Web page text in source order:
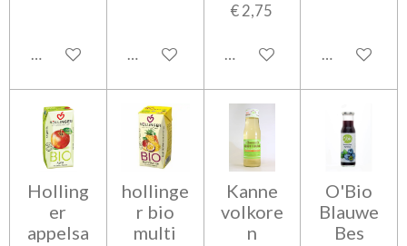
In winkelwagenIn winkelwagen
€ 2,75
In winkelwagenIn
Holling
er
appelsa
hollinge
r bio
multi
Kanne
volkore
n
O'Bio
Blauwe
Bes